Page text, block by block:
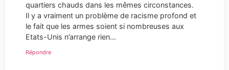
quartiers chauds dans les mêmes circonstances.
Il y a vraiment un problème de racisme profond et
le fait que les armes soient si nombreuses aux
Etats-Unis n’arrange rien…
Répondre